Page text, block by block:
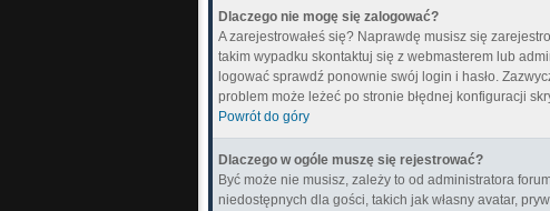
Dlaczego nie mogę się zalogować?
A zarejestrowałeś się? Naprawdę musisz się
takim wypadku skontaktuj się z webmasterem lub
logować sprawdź ponownie swój login i hasło.
problem może leżeć po stronie błędnej konfiguracji
Powrót do góry
Dlaczego w ogóle muszę się rejestrować?
Być może nie musisz, zależy to od administratora
niedostępnych dla gości, takich jak własny avatar,